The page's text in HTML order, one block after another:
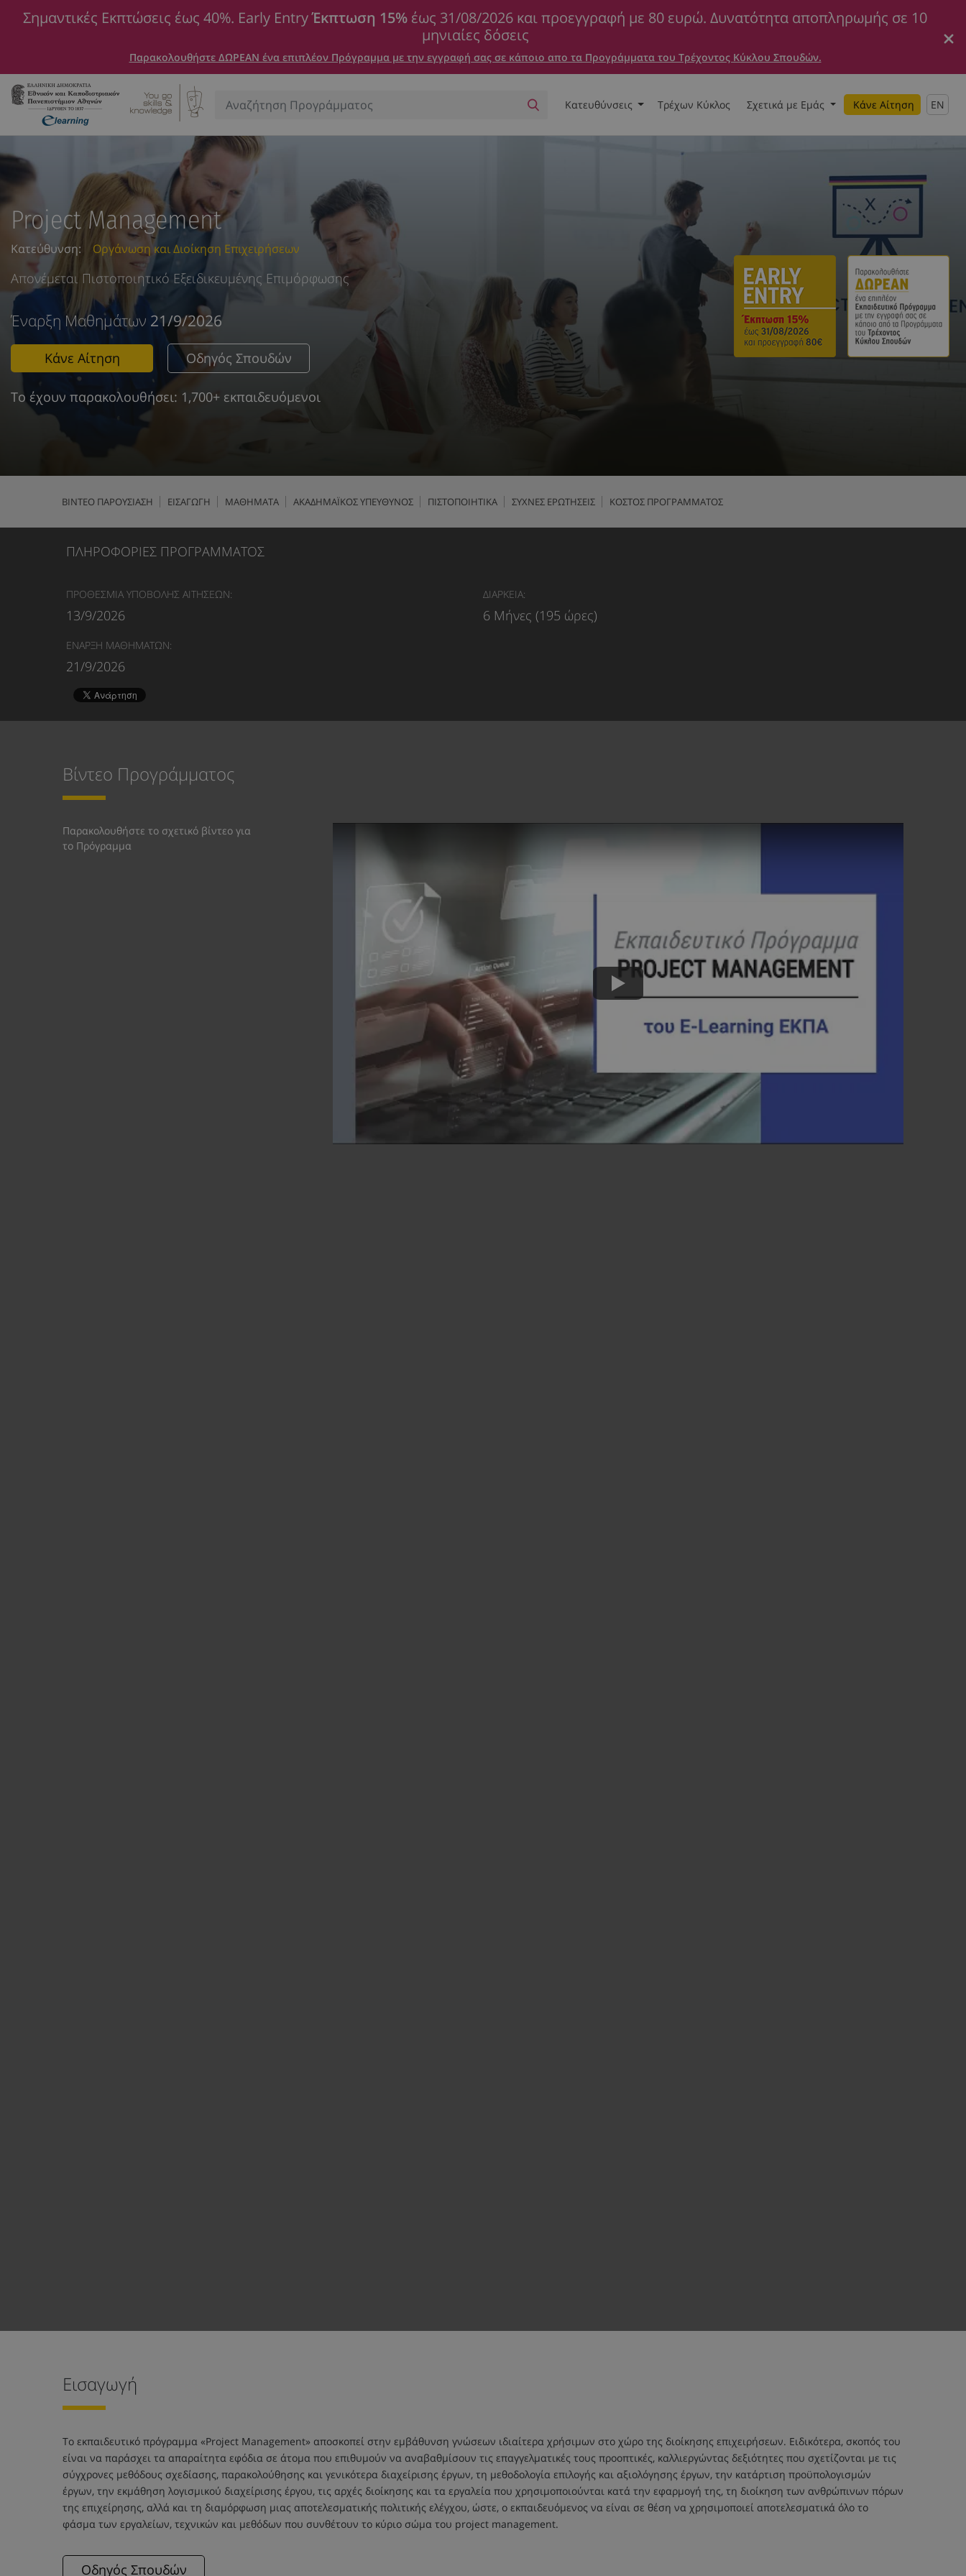
Σημαντικές Εκπτώσεις έως 40%. Early EntryΈκπτωση 15% έως 31/08/2026 και προεγγραφή με 80 ευρώ. Δυνατότητα αποπληρωμής σε 10
μηνιαίες δόσεις
Παρακολουθήστε ΔΩΡΕΑΝ ένα επιπλέον Πρόγραμμα με την εγγραφή σας σε κάποιο απο τα Προγράμματα του Τρέχοντος Κύκλου Σπουδών.
Αναζήτηση:
Κατευθύνσεις Τρέχων Κύκλος Σχετικά με Εμάς Κάνε Αίτηση EN
Project Management
Κατεύθυνση: Οργάνωση και Διοίκηση Επιχειρήσεων
Απονέμεται Πιστοποιητικό Εξειδικευμένης Επιμόρφωσης
Έναρξη Μαθημάτων 21/9/2026
Κάνε Αίτηση Οδηγός Σπουδών
Το έχουν παρακολουθήσει: 1,700+ εκπαιδευόμενοι
ΒΙΝΤΕΟ ΠΑΡΟΥΣΙΑΣΗ ΕΙΣΑΓΩΓΗ ΜΑΘΗΜΑΤΑ ΑΚΑΔΗΜΑΪΚΟΣ ΥΠΕΥΘΥΝΟΣ ΠΙΣΤΟΠΟΙΗΤΙΚΑ ΣΥΧΝΕΣ ΕΡΩΤΗΣΕΙΣ ΚΟΣΤΟΣ ΠΡΟΓΡΑΜΜΑΤΟΣ
ΠΛΗΡΟΦΟΡΙΕΣ ΠΡΟΓΡΑΜΜΑΤΟΣ
ΠΡΟΘΕΣΜΙΑ ΥΠΟΒΟΛΗΣ ΑΙΤΗΣΕΩΝ:
13/9/2026
ΕΝΑΡΞΗ ΜΑΘΗΜΑΤΩΝ:
21/9/2026
ΔΙΑΡΚΕΙΑ:
6 Μήνες (195 ώρες)
Βίντεο Προγράμματος
Παρακολουθήστε το σχετικό βίντεο για
το Πρόγραμμα
Εισαγωγή
To εκπαιδευτικό πρόγραμμα «Project Management» αποσκοπεί στην εμβάθυνση γνώσεων ιδιαίτερα χρήσιμων στο χώρο της διοίκησης επιχειρήσεων. Ειδικότερα, σκοπός του
είναι να παράσχει τα απαραίτητα εφόδια σε άτομα που επιθυμούν να αναβαθμίσουν τις επαγγελματικές τους προοπτικές, καλλιεργώντας δεξιότητες που σχετίζονται με τις
σύγχρονες μεθόδους σχεδίασης, παρακολούθησης και γενικότερα διαχείρισης έργων, τη μεθοδολογία επιλογής και αξιολόγησης έργων, την κατάρτιση προϋπολογισμών
έργων, την εκμάθηση λογισμικού διαχείρισης έργου, τις αρχές διοίκησης και τα εργαλεία που χρησιμοποιούνται κατά την εφαρμογή της, τη διοίκηση των ανθρώπινων πόρων
της επιχείρησης, αλλά και τη διαμόρφωση μιας αποτελεσματικής πολιτικής ελέγχου, ώστε, ο εκπαιδευόμενος να είναι σε θέση να χρησιμοποιεί αποτελεσματικά όλο το
φάσμα των εργαλείων, τεχνικών και μεθόδων που συνθέτουν το κύριο σώμα του project management.
Οδηγός Σπουδών